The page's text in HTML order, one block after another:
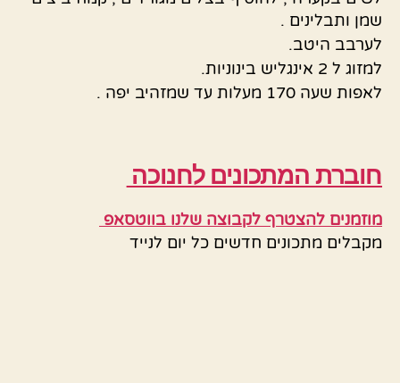
שמן ותבלינים .
לערבב היטב.
למזוג ל 2 אינגליש בינוניות.
לאפות שעה 170 מעלות עד שמזהיב יפה .
חוברת המתכונים לחנוכה
מוזמנים להצטרף לקבוצה שלנו בווטסאפ
מקבלים מתכונים חדשים כל יום לנייד